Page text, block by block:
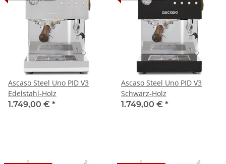
Ascaso Steel Uno PID V3
Edelstahl-Holz
1.749,00 € *
Ascaso Steel Uno PID V3
Schwarz-Holz
1.749,00 € *